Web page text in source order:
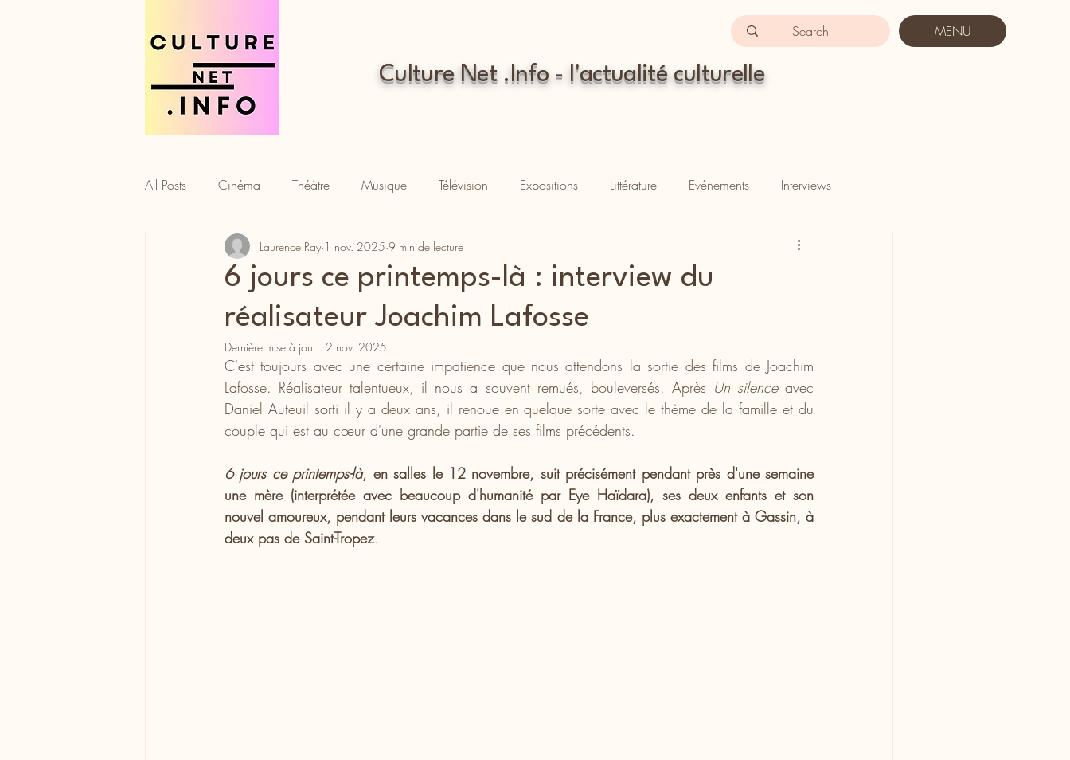
MENU
Culture Net .Info - l'actualité culturelle
All Posts Cinéma Théâtre Musique Télévision Expositions Littérature Evénements Interviews
Gastronomie
6 jours ce printemps-là : interview du
réalisateur Joachim Lafosse
Laurence Ray 1 nov. 2025 9 min de lecture
Dernière mise à jour : 2 nov. 2025
C'est toujours avec une certaine impatience que nous attendons la sortie des films de Joachim
Lafosse. Réalisateur talentueux, il nous a souvent remués, bouleversés. Après Un silence avec
Daniel Auteuil sorti il y a deux ans, il renoue en quelque sorte avec le thème de la famille et du
couple qui est au cœur d'une grande partie de ses films précédents.
6 jours ce printemps-là, en salles le 12 novembre, suit précisément pendant près d'une semaine
une mère (interprétée avec beaucoup d'humanité par Eye Haïdara), ses deux enfants et son
nouvel amoureux, pendant leurs vacances dans le sud de la France, plus exactement à Gassin, à
deux pas de Saint-Tropez.